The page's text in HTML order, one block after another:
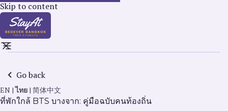
Skip to content
Go back
EN |ไทย | 简体中文
ที่พักใกล้ BTS บางจาก: คู่มือฉบับคนท้องถิ่น